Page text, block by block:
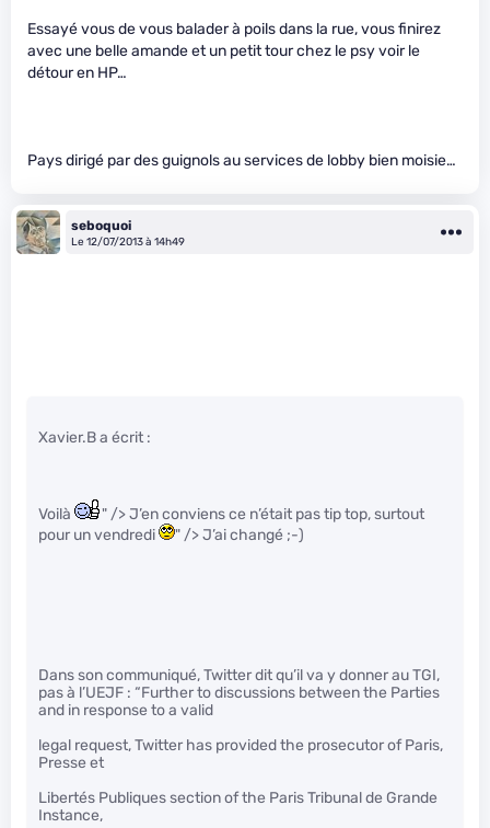
Essayé vous de vous balader à poils dans la rue, vous finirez
avec une belle amande et un petit tour chez le psy voir le
détour en HP…
Pays dirigé par des guignols au services de lobby bien moisie…
seboquoi
Le 12/07/2013 à 14h49
Xavier.B a écrit :
Voilà
" /> J’en conviens ce n’était pas tip top, surtout
pour un vendredi
" /> J’ai changé ;-)
Dans son communiqué, Twitter dit qu’il va y donner au TGI,
pas à l’UEJF : “Further to discussions between the Parties
and in response to a valid
legal request, Twitter has provided the prosecutor of Paris,
Presse et
Libertés Publiques section of the Paris Tribunal de Grande
Instance,